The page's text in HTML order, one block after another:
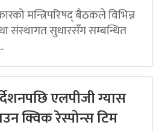
मन्त्रिपरिषद् बैठकले विभिन्न
संस्थागत सुधारसँग सम्बन्धित
एलपीजी ग्यास
क्विक रेस्पोन्स टिम